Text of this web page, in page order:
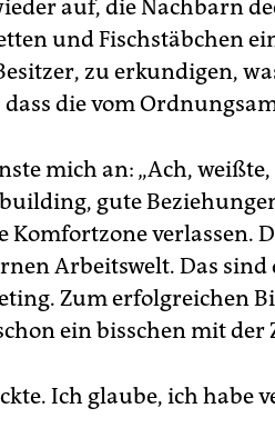
auf, die Nachbarn
und Fischstäbchen
zu erkundigen,
dass die vom
mich an: „Ach,
gute
Komfortzone verlassen.
Arbeitswelt. Das
Zum erfolgreichen
ein bisschen mit der
Ich glaube, ich habe